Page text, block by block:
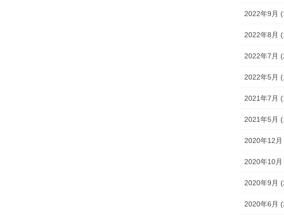
2022年9月
2022年8月
2022年7月
2022年5月
2021年7月
2021年5月
2020年12月
2020年10月
2020年9月
2020年6月